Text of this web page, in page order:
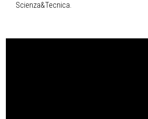
Scienza&Tecnica.